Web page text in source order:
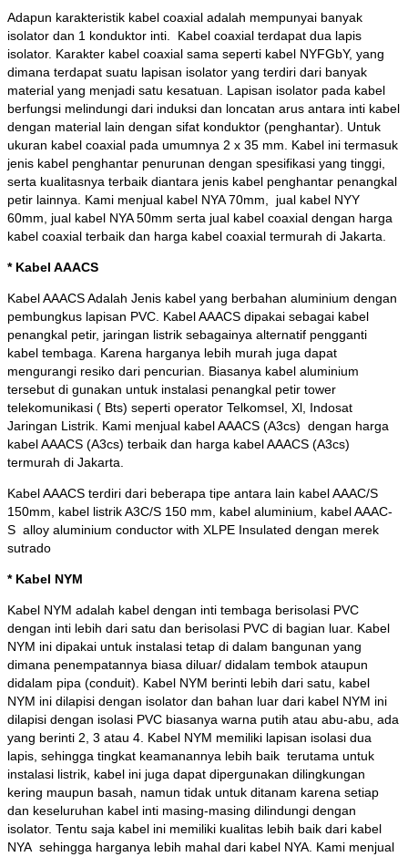
Adapun karakteristik kabel coaxial adalah mempunyai banyak
isolator dan 1 konduktor inti. Kabel coaxial terdapat dua lapis
isolator. Karakter kabel coaxial sama seperti kabel NYFGbY, yang
dimana terdapat suatu lapisan isolator yang terdiri dari banyak
material yang menjadi satu kesatuan. Lapisan isolator pada kabel
berfungsi melindungi dari induksi dan loncatan arus antara inti kabel
dengan material lain dengan sifat konduktor (penghantar). Untuk
ukuran kabel coaxial pada umumnya 2 x 35 mm. Kabel ini termasuk
jenis kabel penghantar penurunan dengan spesifikasi yang tinggi,
serta kualitasnya terbaik diantara jenis kabel penghantar penangkal
petir lainnya. Kami menjual kabel NYA 70mm, jual kabel NYY
60mm, jual kabel NYA 50mm serta jual kabel coaxial dengan harga
kabel coaxial terbaik dan harga kabel coaxial termurah di Jakarta.
* Kabel AAACS
Kabel AAACS Adalah Jenis kabel yang berbahan aluminium dengan
pembungkus lapisan PVC. Kabel AAACS dipakai sebagai kabel
penangkal petir, jaringan listrik sebagainya alternatif pengganti
kabel tembaga. Karena harganya lebih murah juga dapat
mengurangi resiko dari pencurian. Biasanya kabel aluminium
tersebut di gunakan untuk instalasi penangkal petir tower
telekomunikasi ( Bts) seperti operator Telkomsel, Xl, Indosat
Jaringan Listrik. Kami menjual kabel AAACS (A3cs) dengan harga
kabel AAACS (A3cs) terbaik dan harga kabel AAACS (A3cs)
termurah di Jakarta.
Kabel AAACS terdiri dari beberapa tipe antara lain kabel AAAC/S
150mm, kabel listrik A3C/S 150 mm, kabel aluminium, kabel AAAC-
S alloy aluminium conductor with XLPE Insulated dengan merek
sutrado
* Kabel NYM
Kabel NYM adalah kabel dengan inti tembaga berisolasi PVC
dengan inti lebih dari satu dan berisolasi PVC di bagian luar. Kabel
NYM ini dipakai untuk instalasi tetap di dalam bangunan yang
dimana penempatannya biasa diluar/ didalam tembok ataupun
didalam pipa (conduit). Kabel NYM berinti lebih dari satu, kabel
NYM ini dilapisi dengan isolator dan bahan luar dari kabel NYM ini
dilapisi dengan isolasi PVC biasanya warna putih atau abu-abu, ada
yang berinti 2, 3 atau 4. Kabel NYM memiliki lapisan isolasi dua
lapis, sehingga tingkat keamanannya lebih baik terutama untuk
instalasi listrik, kabel ini juga dapat dipergunakan dilingkungan
kering maupun basah, namun tidak untuk ditanam karena setiap
dan keseluruhan kabel inti masing-masing dilindungi dengan
isolator. Tentu saja kabel ini memiliki kualitas lebih baik dari kabel
NYA sehingga harganya lebih mahal dari kabel NYA. Kami menjual